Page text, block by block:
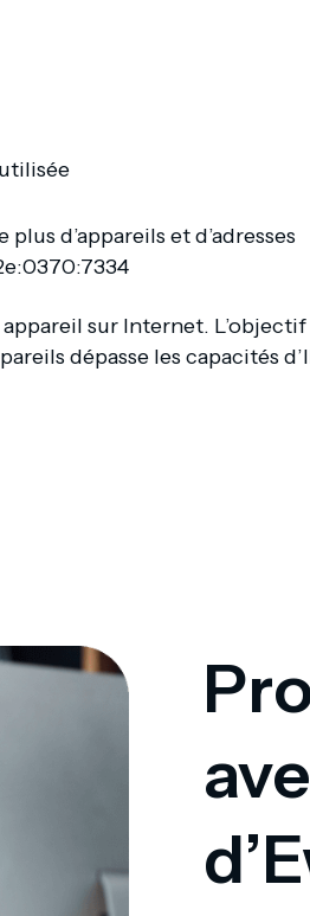
d’appareils et d’adresses
sur Internet. L’objectif
dépasse les capacités